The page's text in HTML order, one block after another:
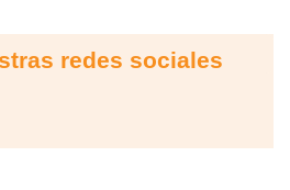
redes sociales